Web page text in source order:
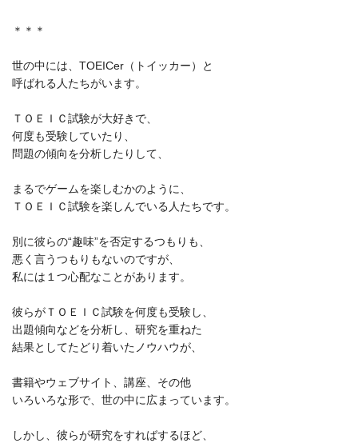
＊＊＊
世の中には、TOEICer（トイッカー）と
呼ばれる人たちがいます。
ＴＯＥＩＣ試験が大好きで、
何度も受験していたり、
問題の傾向を分析したりして、
まるでゲームを楽しむかのように、
ＴＯＥＩＣ試験を楽しんでいる人たちです。
別に彼らの“趣味”を否定するつもりも、
悪く言うつもりもないのですが、
私には１つ心配なことがあります。
彼らがＴＯＥＩＣ試験を何度も受験し、
出題傾向などを分析し、研究を重ねた
結果としてたどり着いたノウハウが、
書籍やウェブサイト、講座、その他
いろいろな形で、世の中に広まっています。
しかし、彼らが研究をすればするほど、